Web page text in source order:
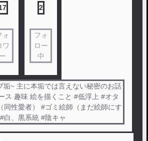
ォ
ワ
ー
2
フォ
ロー
中
垢~ 主に本垢では言えない秘密のお話
ス 趣味 絵を描くこと #低浮上 #オタ
同性愛者） #ゴミ絵師（まだ絵師にす
白、黒系統 #陰キャ